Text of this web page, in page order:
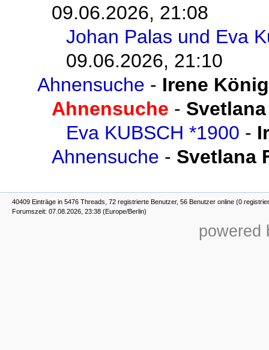
09.06.2026, 21:08
Johan Palas und Eva
09.06.2026, 21:10
Ahnensuche - Irene König
Ahnensuche -
Eva KUBSCH *1900 -
Ahnensuche - Svetlana
40409 Einträge in 5476 Threads, 72 registrierte Benutzer, 56 Benutzer online (0
Forumszeit: 07.08.2026, 23:38 (Europe/Berlin)
powered